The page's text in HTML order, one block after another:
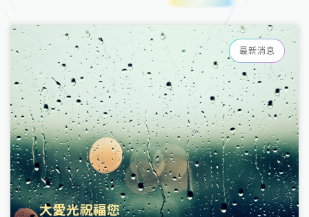
最新消息
面
頁
面
頁
面
頁
面
頁
面